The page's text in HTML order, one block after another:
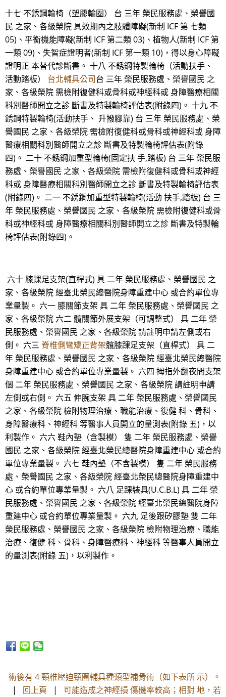
十七 不銹鋼輪椅（塑膠輪圈） 台 三年 榮民服務處、榮譽國
民 之家、各級榮院 具效期內之肢體障礙(新制 ICF 第 七類
05)、平衡機能障礙(新制 ICF 第二類 03)、植物人(新制 ICF 第
一類 09)、失智症證明者(新制 ICF 第一類 10)，得以身心障礙
證明正 本替代診斷書。 十八 不銹鋼特製輪椅（活動扶手、
活動踏板） 台北輔具公司台 三年 榮民服務處、榮譽國民 之
家、各級榮院 需檢附復健科或骨科或神經科或 身障醫療相關
科別醫師開立之診 斷書及特製輪椅評估表(附錄四)。 十九 不
銹鋼特製輪椅(活動扶手、 升撥腳靠) 台 三年 榮民服務處、榮
譽國民 之家、各級榮院 需檢附復健科或骨科或神經科或 身障
醫療相關科別醫師開立之診 斷書及特製輪椅評估表(附錄
四)。 二十 不銹鋼加重型輪椅(固定扶 手,踏板) 台 三年 榮民服
務處、榮譽國民 之家、各級榮院 需檢附復健科或骨科或神經
科或 身障醫療相關科別醫師開立之診 斷書及特製輪椅評估表
(附錄四)。 二一 不銹鋼加重型特製輪椅(活動 扶手,踏板) 台 三
年 榮民服務處、榮譽國民 之家、各級榮院 需檢附復健科或骨
科或神經科或 身障醫療相關科別醫師開立之診 斷書及特製輪
椅評估表(附錄四)。
六十 膝踝足支架(直桿式) 具 二年 榮民服務處、榮譽國民 之
家、各級榮院 經臺北榮民總醫院身障重建中心 或合約單位專
業量製。 六一 膝關節支架 具 二年 榮民服務處、榮譽國民 之
家、各級榮院 六二 髖關節外展支架（可調整式） 具 二年 榮
民服務處、榮譽國民 之家、各級榮院 請註明申請左側或右
側。 六三 脊椎側彎矯正背架髖膝踝足支架（直桿式） 具 二
年 榮民服務處、榮譽國民 之家、各級榮院 經臺北榮民總醫院
身障重建中心 或合約單位專業量製。 六四 拇指外翻夜間支架
個 二年 榮民服務處、榮譽國民 之家、各級榮院 請註明申請
左側或右側。 六五 伸腕支架 具 二年 榮民服務處、榮譽國民
之家、各級榮院 檢附物理治療、職能治療、復健 科、骨科、
身障醫療科、神經科 等醫事人員開立的量測表(附錄 五)，以
利製作。 六六 鞋內墊（含製模） 隻 二年 榮民服務處、榮譽
國民 之家、各級榮院 經臺北榮民總醫院身障重建中心 或合約
單位專業量製。 六七 鞋內墊（不含製模） 隻 二年 榮民服務
處、榮譽國民 之家、各級榮院 經臺北榮民總醫院身障重建中
心 或合約單位專業量製。 六八 足踝裝具(U.C.B.L) 具 二年 榮
民服務處、榮譽國民 之家、各級榮院 經臺北榮民總醫院身障
重建中心 或合約單位專業量製。 六九 足後跟矽膠墊 雙 二年
榮民服務處、榮譽國民 之家、各級榮院 檢附物理治療、職能
治療、復健 科、骨科、身障醫療科、神經科 等醫事人員開立
的量測表(附錄 五)，以利製作。
術後有 4 頸椎壓迫頸圈輔具種類型補骨術（如下表所 示）。
| 回上頁 | 可能造成之神經損 傷機率較高；相對 地，若